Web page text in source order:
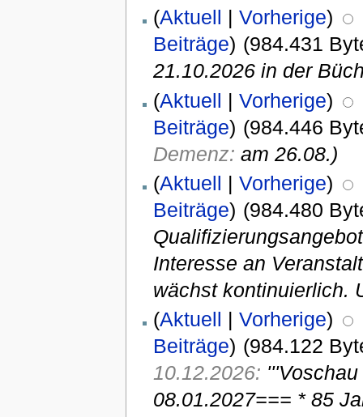
(Aktuell | Vorherige)
Beiträge) (984.431
21.10.2026 in der
(Aktuell | Vorherige)
Beiträge) (984.446
Demenz: am 26.08.)
(Aktuell | Vorherige)
Beiträge) (984.480
Interesse an
wächst kontinuierlich.
(Aktuell | Vorherige)
Beiträge) (984.122
10.12.2026:
08.01.2027=== * 85